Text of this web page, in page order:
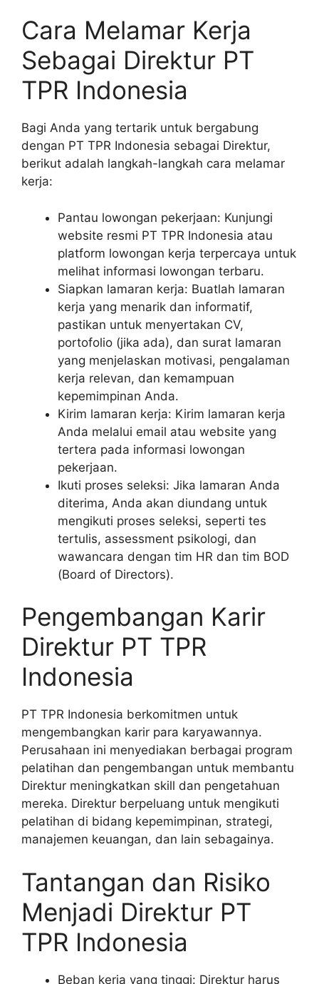
Cara Melamar Kerja
Sebagai Direktur PT
TPR Indonesia
Bagi Anda yang tertarik untuk bergabung
dengan PT TPR Indonesia sebagai Direktur,
berikut adalah langkah-langkah cara melamar
kerja:
Pantau lowongan pekerjaan: Kunjungi
website resmi PT TPR Indonesia atau
platform lowongan kerja terpercaya untuk
melihat informasi lowongan terbaru.
Siapkan lamaran kerja: Buatlah lamaran
kerja yang menarik dan informatif,
pastikan untuk menyertakan CV,
portofolio (jika ada), dan surat lamaran
yang menjelaskan motivasi, pengalaman
kerja relevan, dan kemampuan
kepemimpinan Anda.
Kirim lamaran kerja: Kirim lamaran kerja
Anda melalui email atau website yang
tertera pada informasi lowongan
pekerjaan.
Ikuti proses seleksi: Jika lamaran Anda
diterima, Anda akan diundang untuk
mengikuti proses seleksi, seperti tes
tertulis, assessment psikologi, dan
wawancara dengan tim HR dan tim BOD
(Board of Directors).
Pengembangan Karir
Direktur PT TPR
Indonesia
PT TPR Indonesia berkomitmen untuk
mengembangkan karir para karyawannya.
Perusahaan ini menyediakan berbagai program
pelatihan dan pengembangan untuk membantu
Direktur meningkatkan skill dan pengetahuan
mereka. Direktur berpeluang untuk mengikuti
pelatihan di bidang kepemimpinan, strategi,
manajemen keuangan, dan lain sebagainya.
Tantangan dan Risiko
Menjadi Direktur PT
TPR Indonesia
Beban kerja yang tinggi: Direktur harus